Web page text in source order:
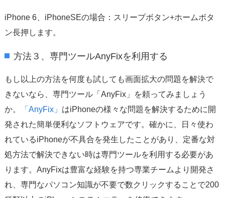
iPhone 6、iPhoneSEの場合：スリープボタン+ホームボタ
ン長押します。
方法３、専門ツールAnyFixを利用する
もし以上の方法を何度も試しても画面拡大の問題を解決で
きないなら、専門ツール「AnyFix」を頼ってみましょう
か。
「AnyFix」 はiPhoneの様々な問題を解決するために開
発された簡単便利なソフトウェアです。確かに、日々使わ
れているiPhoneが不具合を発生したことがあり、定番な対
処方法で解決できない時は専門ツールを利用する必要があ
ります。AnyFixは豊富な経験を持つ専業チームより開発さ
れ、専門なパソコン知識が不要で数クリックすることで200